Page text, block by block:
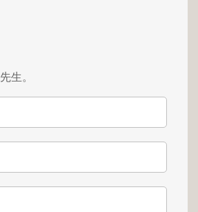
une petite salle de douche
vous mène au premier
deux chambres de belle
salle de bains. A cet étage
de 40m² orientée plein
profiter des beaux jours.
先生。